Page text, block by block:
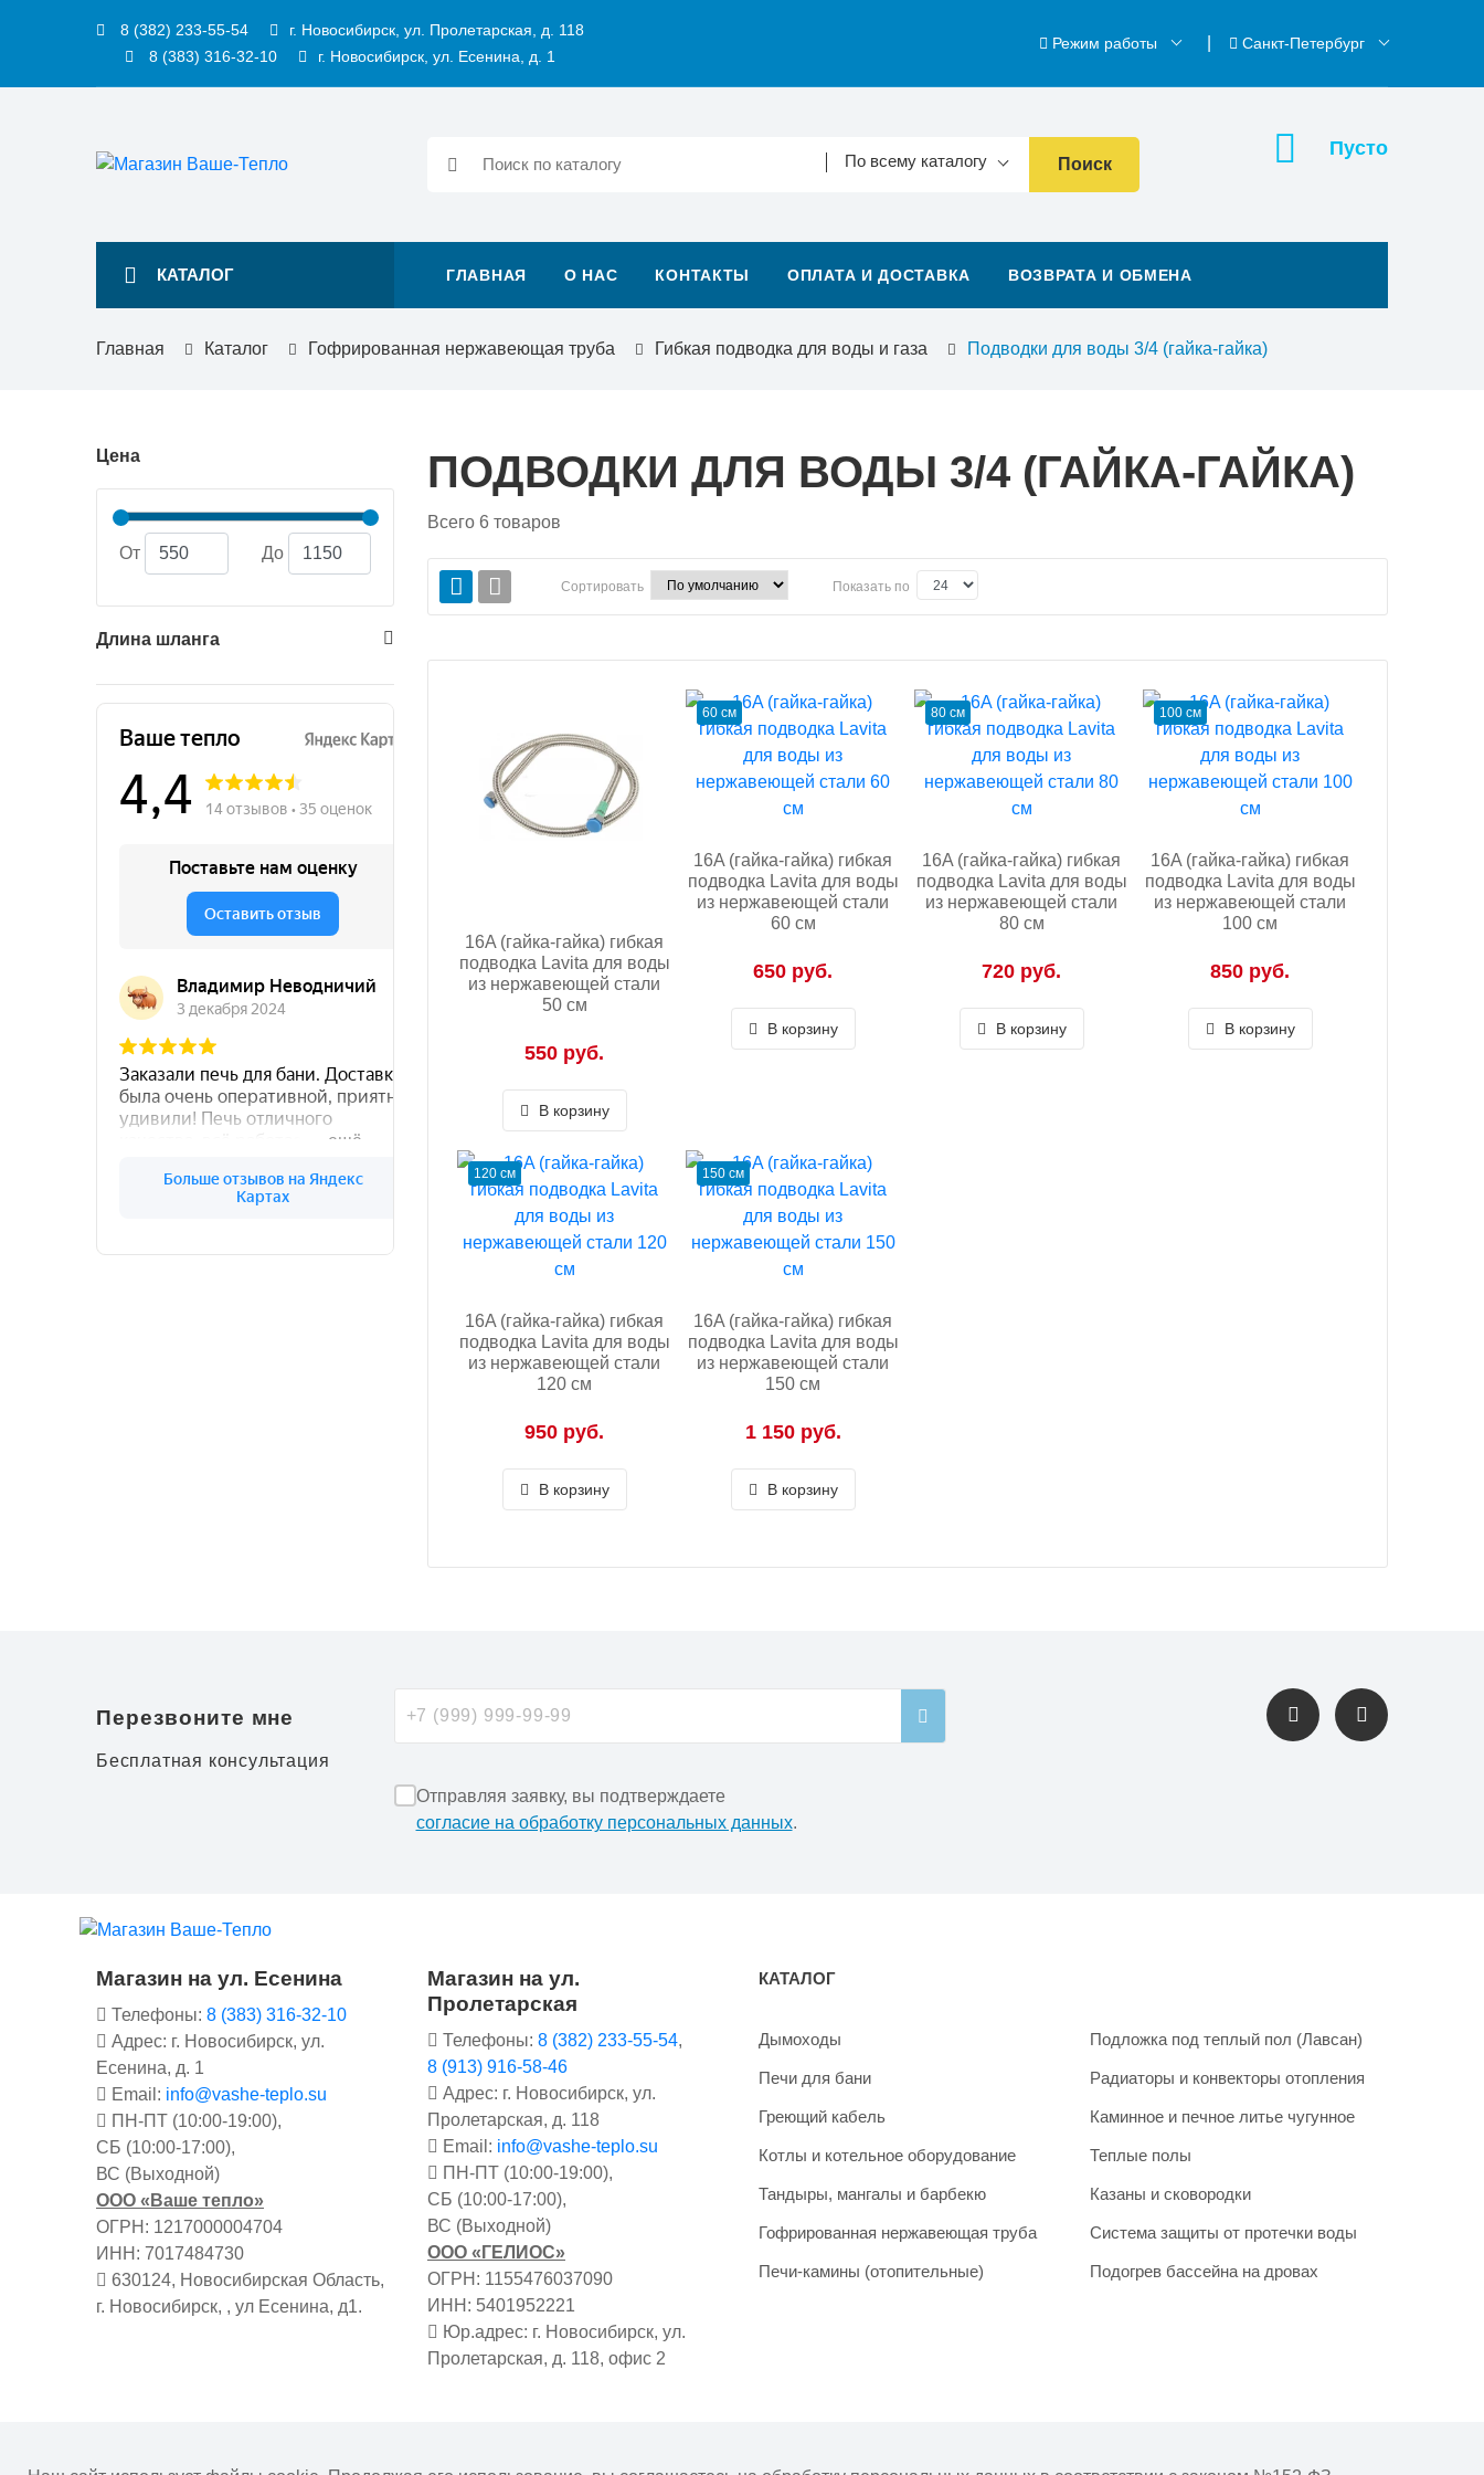
8 (382) 233-55-54
г. Новосибирск, ул. Пролетарская, д. 118
8 (383) 316-32-10
г. Новосибирск, ул. Есенина, д. 1
Режим работы Санкт-Петербург
По всему каталогу Поиск
КАТАЛОГ ГЛАВНАЯ О НАС КОНТАКТЫ ОПЛАТА И ДОСТАВКА ВОЗВРАТА И ОБМЕНА
Пусто
Главная Каталог Гофрированная нержавеющая труба Гибкая подводка для воды и газа Подводки для воды 3/4 (гайка-гайка)
Цена
От До
Длина шланга
ПОДВОДКИ ДЛЯ ВОДЫ 3/4 (ГАЙКА-ГАЙКА)
Всего 6 товаров
Сортировать Показать по
16A (гайка-гайка) гибкая
подводка Lavita для воды
из нержавеющей стали
50 см
550 руб.
В корзину
60 см
16A (гайка-гайка) гибкая
подводка Lavita для воды
из нержавеющей стали
60 см
650 руб.
В корзину
80 см
16A (гайка-гайка) гибкая
подводка Lavita для воды
из нержавеющей стали
80 см
720 руб.
В корзину
100 см
16A (гайка-гайка) гибкая
подводка Lavita для воды
из нержавеющей стали
100 см
850 руб.
В корзину
120 см
16A (гайка-гайка) гибкая
подводка Lavita для воды
из нержавеющей стали
120 см
950 руб.
В корзину
150 см
16A (гайка-гайка) гибкая
подводка Lavita для воды
из нержавеющей стали
150 см
1 150 руб.
В корзину
Перезвоните мне
Бесплатная консультация
Отправляя заявку, вы подтверждаете
согласие на обработку персональных данных.
Магазин на ул. Есенина
Телефоны: 8 (383) 316-32-10
Адрес: г. Новосибирск, ул.
Есенина, д. 1
Email: info@vashe-teplo.su
ПН-ПТ (10:00-19:00),
СБ (10:00-17:00),
ВС (Выходной)
ООО «Ваше тепло»
ОГРН: 1217000004704
ИНН: 7017484730
630124, Новосибирская Область,
г. Новосибирск, , ул Есенина, д1.
Магазин на ул.
Пролетарская
Телефоны: 8 (382) 233-55-54,
8 (913) 916-58-46
Адрес: г. Новосибирск, ул.
Пролетарская, д. 118
Email: info@vashe-teplo.su
ПН-ПТ (10:00-19:00),
СБ (10:00-17:00),
ВС (Выходной)
ООО «ГЕЛИОС»
ОГРН: 1155476037090
ИНН: 5401952221
Юр.адрес: г. Новосибирск, ул.
Пролетарская, д. 118, офис 2
КАТАЛОГ
Дымоходы
Печи для бани
Греющий кабель
Котлы и котельное оборудование
Тандыры, мангалы и барбекю
Гофрированная нержавеющая труба
Печи-камины (отопительные)
Подложка под теплый пол (Лавсан)
Радиаторы и конвекторы отопления
Каминное и печное литье чугунное
Теплые полы
Казаны и сковородки
Система защиты от протечки воды
Подогрев бассейна на дровах